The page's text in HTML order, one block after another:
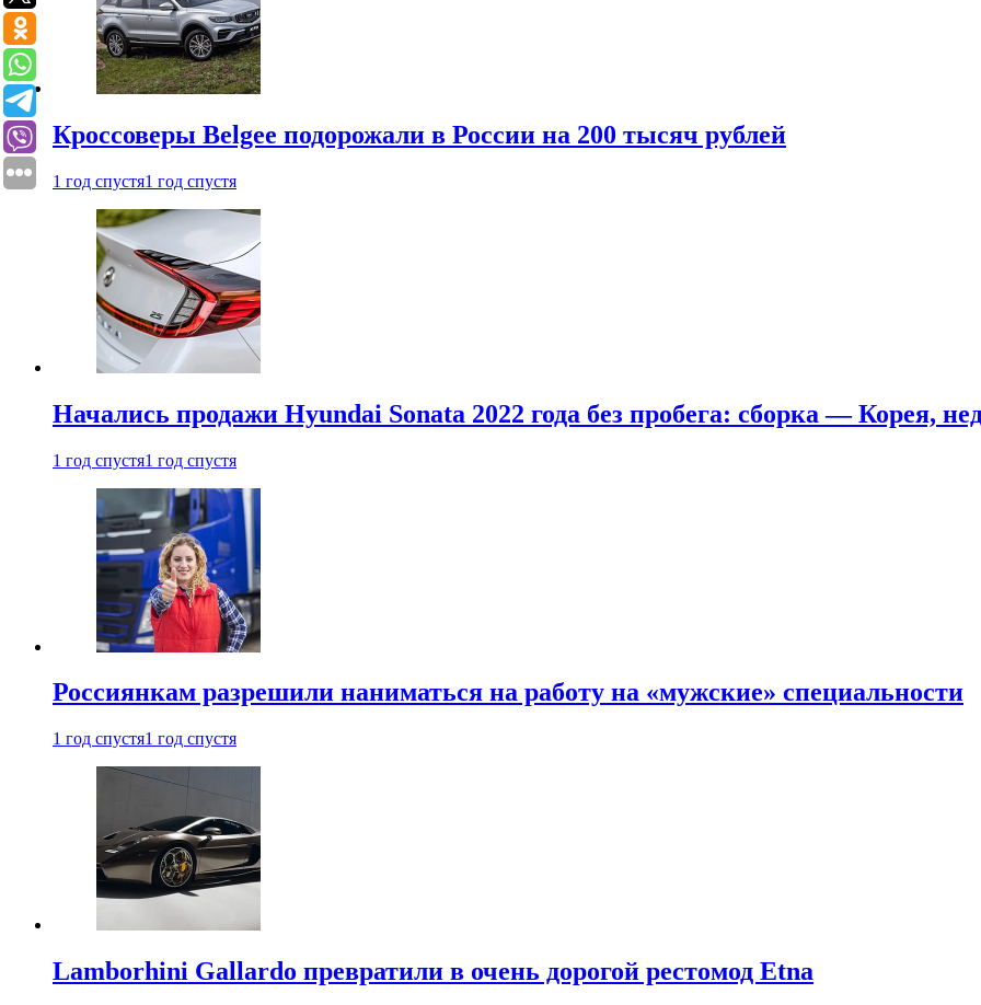
Кроссоверы Belgee подорожали в России на 200 тысяч рублей
1 год спустя1 год спустя
Начались продажи Hyundai Sonata 2022 года без пробега: сборка — Корея,
1 год спустя1 год спустя
Россиянкам разрешили наниматься на работу на «мужские» специальности
1 год спустя1 год спустя
Lamborhini Gallardo превратили в очень дорогой рестомод Etna